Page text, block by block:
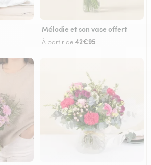
Mélodie et son vase offert
À partir de42€95